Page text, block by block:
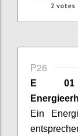
2 votes
P26
E 01
Ein